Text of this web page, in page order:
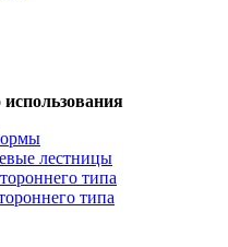
лестницы
типа
типа